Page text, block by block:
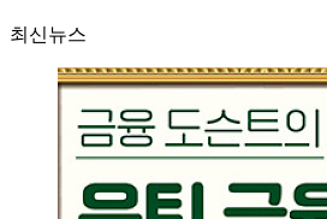
최신뉴스